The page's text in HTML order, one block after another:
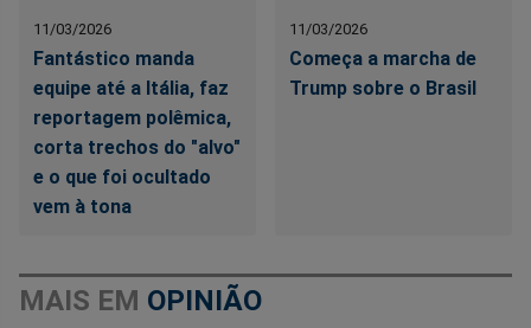
11/03/2026
Fantástico manda
equipe até a Itália, faz
reportagem polêmica,
corta trechos do "alvo"
e o que foi ocultado
vem à tona
11/03/2026
Começa a marcha de
Trump sobre o Brasil
MAIS EM OPINIÃO